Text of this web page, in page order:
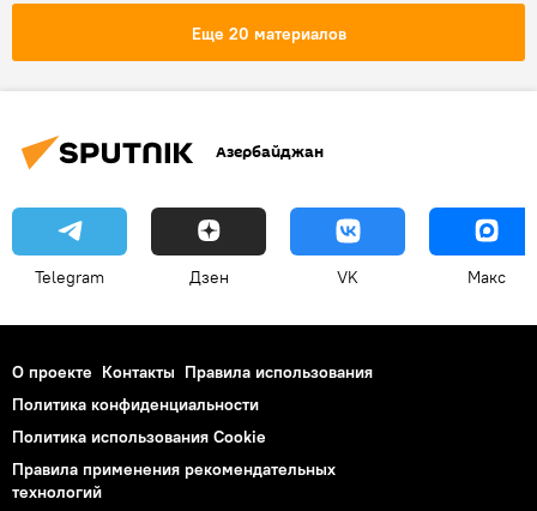
Еще 20 материалов
Азербайджан
Telegram Дзен VK Макс
О проекте Контакты Правила использования
Политика конфиденциальности
Политика использования Cookie
Правила применения рекомендательных
технологий